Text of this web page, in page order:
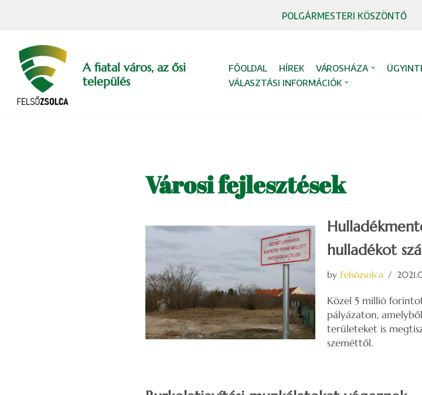
content
POLGÁRMESTERI KÖSZÖNTŐ
A fiatal város, az ősi
település
FŐOLDAL HÍREK VÁROSHÁZA
VÁLASZTÁSI INFORMÁCIÓK
Városi fejlesztések
hulladékot
by Felsőzsolca
Közel 5 millió
pályázaton,
területeket is
szeméttől.